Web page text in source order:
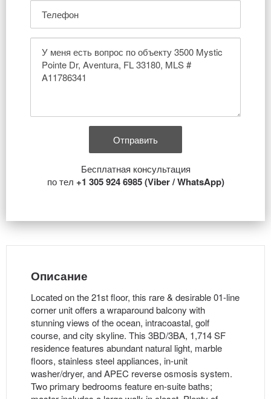
Бесплатная консультация
по тел +1 305 924 6985 (Viber / WhatsApp)
Описание
Located on the 21st floor, this rare & desirable 01-line
corner unit offers a wraparound balcony with
stunning views of the ocean, intracoastal, golf
course, and city skyline. This 3BD/3BA, 1,714 SF
residence features abundant natural light, marble
floors, stainless steel appliances, in-unit
washer/dryer, and APEC reverse osmosis system.
Two primary bedrooms feature en-suite baths;